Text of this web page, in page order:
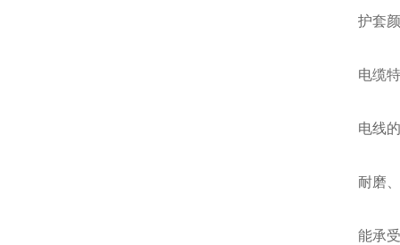
护套
电缆
电线
耐磨
能承